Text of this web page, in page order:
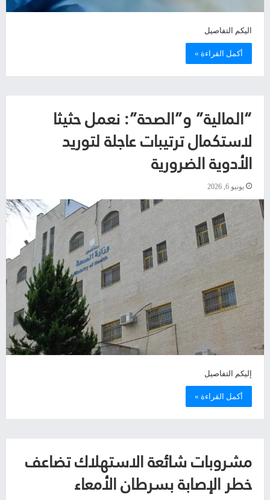
اليكم التفاصيل
أكمل القراءة »
“المالية” و”الصحة”: نعمل حثيثا
لاستكمال ترتيبات عاجلة لتوريد
الأدوية الضرورية
يونيو 6, 2026
إليكم التفاصيل
أكمل القراءة »
مشروبات شائعة الاستهلاك تضاعف
خطر الإصابة بسرطان الأمعاء